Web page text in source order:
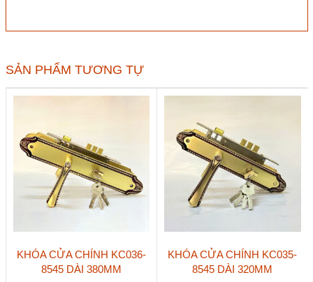
trắng
bạc
lượng
SẢN PHẨM TƯƠNG TỰ
KHÓA CỬA CHÍNH KC036-
8545 DÀI 380MM
KHÓA CỬA CHÍNH KC035-
8545 DÀI 320MM